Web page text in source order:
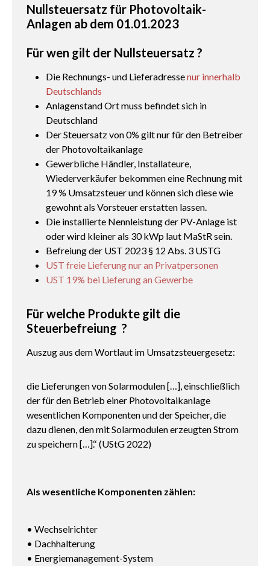
Nullsteuersatz für Photovoltaik-
Anlagen ab dem 01.01.2023
Für wen gilt der Nullsteuersatz ?
Die Rechnungs- und Lieferadressenur innerhalb
Deutschlands
Anlagenstand Ort muss befindet sich in
Deutschland
Der Steuersatz von 0% gilt nur für den Betreiber
der Photovoltaikanlage
Gewerbliche Händler, Installateure,
Wiederverkäufer bekommen eine Rechnung mit
19 % Umsatzsteuer und können sich diese wie
gewohnt als Vorsteuer erstatten lassen.
Die installierte Nennleistung der PV-Anlage ist
oder wird kleiner als 30 kWp laut MaStR sein.
Befreiung der UST 2023 § 12 Abs. 3 USTG
UST freie Lieferung nur an Privatpersonen
UST 19% bei Lieferung an Gewerbe
Für welche Produkte gilt die
Steuerbefreiung ?
Auszug aus dem Wortlaut im Umsatzsteuergesetz:
die Lieferungen von Solarmodulen […], einschließlich
der für den Betrieb einer Photovoltaikanlage
wesentlichen Komponenten und der Speicher, die
dazu dienen, den mit Solarmodulen erzeugten Strom
zu speichern […].‘‘ (UStG 2022)
Als wesentliche Komponenten zählen:
• Wechselrichter
• Dachhalterung
• Energiemanagement-System